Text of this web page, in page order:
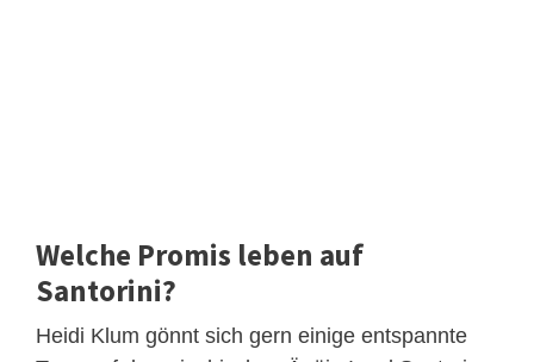
Welche Promis leben auf
Santorini?
Heidi Klum gönnt sich gern einige entspannte